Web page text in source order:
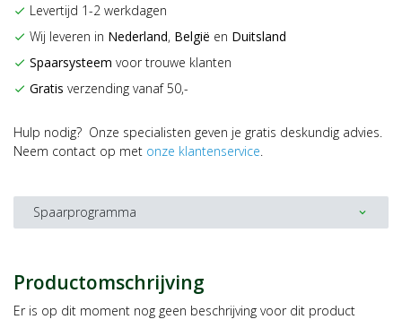
check Levertijd 1-2 werkdagen
check Wij leveren in Nederland, België en Duitsland
check Spaarsysteem voor trouwe klanten
check Gratis verzending vanaf 50,-
Hulp nodig? Onze specialisten geven je gratis deskundig advies.
Neem contact op met onze klantenservice.
Spaarprogramma expand_more
Productomschrijving
Er is op dit moment nog geen beschrijving voor dit product